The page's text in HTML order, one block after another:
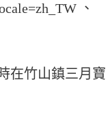
、
竹山鎮三月